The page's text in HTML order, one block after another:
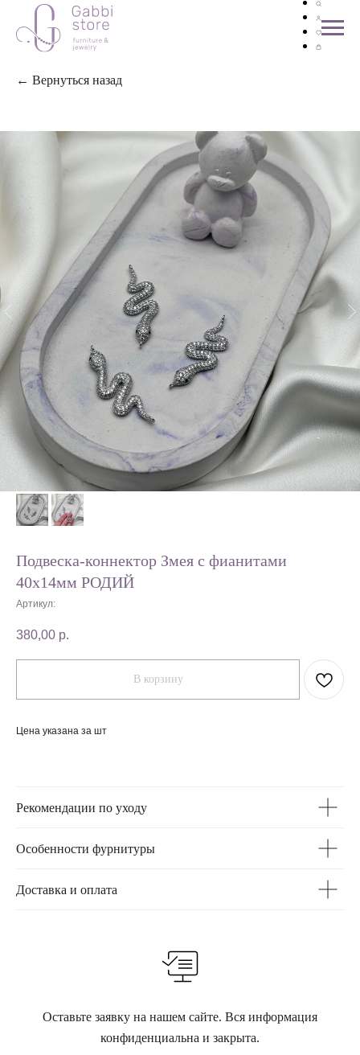
← Вернуться назад
Подвеска-коннектор Змея с фианитами
40х14мм РОДИЙ
Артикул:
380,00 р.
В корзину
Цена указана за шт
Рекомендации по уходу
Особенности фурнитуры
Доставка и оплата
Оставьте заявку на нашем сайте. Вся информация
конфиденциальна и закрыта.